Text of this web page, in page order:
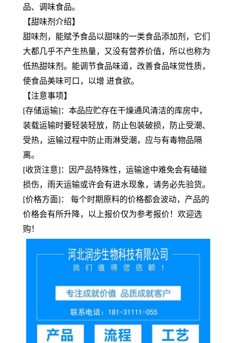
品、调味食品。
【甜味剂介绍】
甜味剂，能赋予食品以甜味的一类食品添加剂，它们
大都几乎不产生热量，又没有营养价值，所以也称为
低热甜味剂。能调节食品味道，改善食品味觉性质，
使食品美味可口，以增 进食欲。
【注意事项】
[存储运输]：本品应贮存在干燥通风清洁的库房中，
装载运输时要轻装轻放，防止包装破损，防止受潮、
受热，运输过程中防止雨淋受潮，应与有毒物品隔
离。
[收货注意]：因产品特殊性，运输途中难免会有磕碰
损伤，雨天运输或许会有进水现象，请务必先验货。
[价格方面]： 每个时期原料的价格都会波动，产品的
价格会有所升降，以上报价仅为参考报价！欢迎选
购！